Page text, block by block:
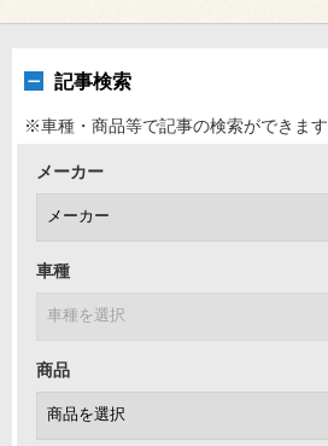
記事検索
※車種・商品等で記事の検索ができます
メーカー
車種
商品